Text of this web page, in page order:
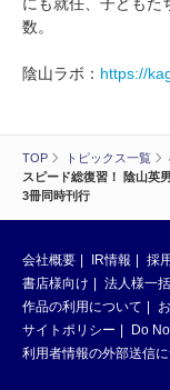
TOP トピックス一覧
スピード総復習！ 陰山英
3冊同時刊行
にも就任、子どもた
数。
陰山ラボ： https://
会社概要 IR情報 採
書店様向け
法人様一
作品の利用について
サイトポリシー
Do
利用者情報の外部送信